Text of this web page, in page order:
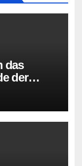
das
der